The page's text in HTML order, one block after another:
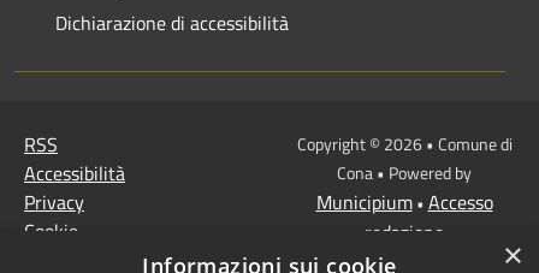
Dichiarazione di accessibilità
RSS
Accessibilità
Privacy
Cookie
Copyright © 2026 • Comune di
Cona • Powered by
Municipium• Accesso
redazione
×
Informazioni sui cookie